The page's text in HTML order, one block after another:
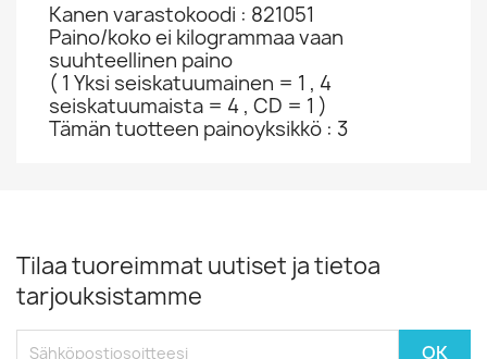
Kanen varastokoodi : 821051
Paino/koko ei kilogrammaa vaan
suuhteellinen paino
( 1 Yksi seiskatuumainen = 1 , 4
seiskatuumaista = 4 , CD = 1 )
Tämän tuotteen painoyksikkö : 3
Tilaa tuoreimmat uutiset ja tietoa
tarjouksistamme